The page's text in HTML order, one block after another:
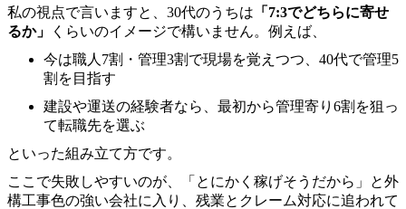
私の視点で言いますと、30代のうちは 「7:3でどちらに寄せ
るか」
くらいのイメージで構いません。例えば、
今は職人7割・管理3割で現場を覚えつつ、40代で管理5
割を目指す
建設や運送の経験者なら、最初から管理寄り6割を狙っ
て転職先を選ぶ
といった組み立て方です。
ここで失敗しやすいのが、「とにかく稼げそうだから」と外
構工事色の強い会社に入り、残業とクレーム対応に追われて